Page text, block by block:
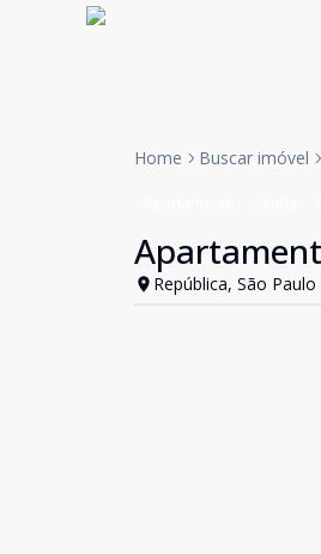
Home Buscar imóvel
República, São Paulo